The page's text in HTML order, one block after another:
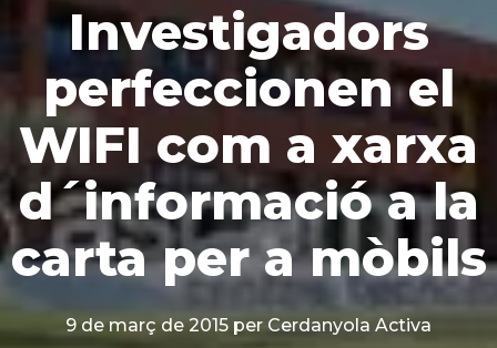
Investigadors
perfeccionen el
WIFI com a xarxa
d´informació a la
carta per a mòbils
9 de març de 2015 per Cerdanyola Activa